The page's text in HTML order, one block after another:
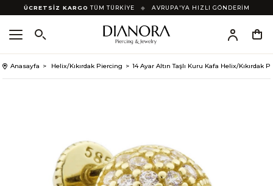
ÜCRETSİZ KARGO TÜM TÜRKİYE ◆ AVRUPA'YA HIZLI GÖNDERİM
Anasayfa Helix/Kıkırdak Piercing 14 Ayar Altın Taşlı Kuru Kafa Helix/Kıkırdak